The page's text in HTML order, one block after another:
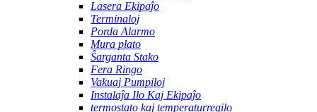
Lasera Ekipaĵo
Terminaloj
Porda Alarmo
Mura plato
Ŝarganta Stako
Fera Ringo
Vakuaj Pumpiloj
Instalaĵa Ilo Kaj Ekipaĵo
termostato kaj temperaturregilo